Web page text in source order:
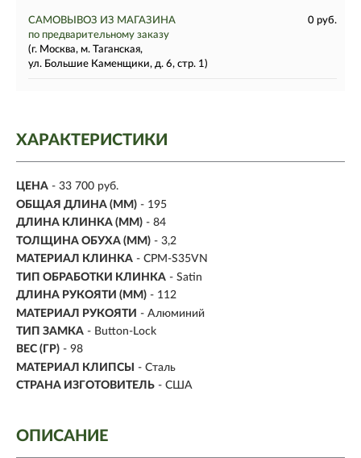
САМОВЫВОЗ ИЗ МАГАЗИНА
0 руб.
по предварительному заказу
(г. Москва, м. Таганская,
ул. Большие Каменщики, д. 6, стр. 1)
ХАРАКТЕРИСТИКИ
ЦЕНА - 33 700 руб.
ОБЩАЯ ДЛИНА (ММ) - 195
ДЛИНА КЛИНКА (ММ) - 84
ТОЛЩИНА ОБУХА (ММ) - 3,2
МАТЕРИАЛ КЛИНКА - CPM-S35VN
ТИП ОБРАБОТКИ КЛИНКА - Satin
ДЛИНА РУКОЯТИ (ММ) - 112
МАТЕРИАЛ РУКОЯТИ - Алюминий
ТИП ЗАМКА - Button-Lock
ВЕС (ГР) - 98
МАТЕРИАЛ КЛИПСЫ
- Сталь
СТРАНА ИЗГОТОВИТЕЛЬ - США
ОПИСАНИЕ